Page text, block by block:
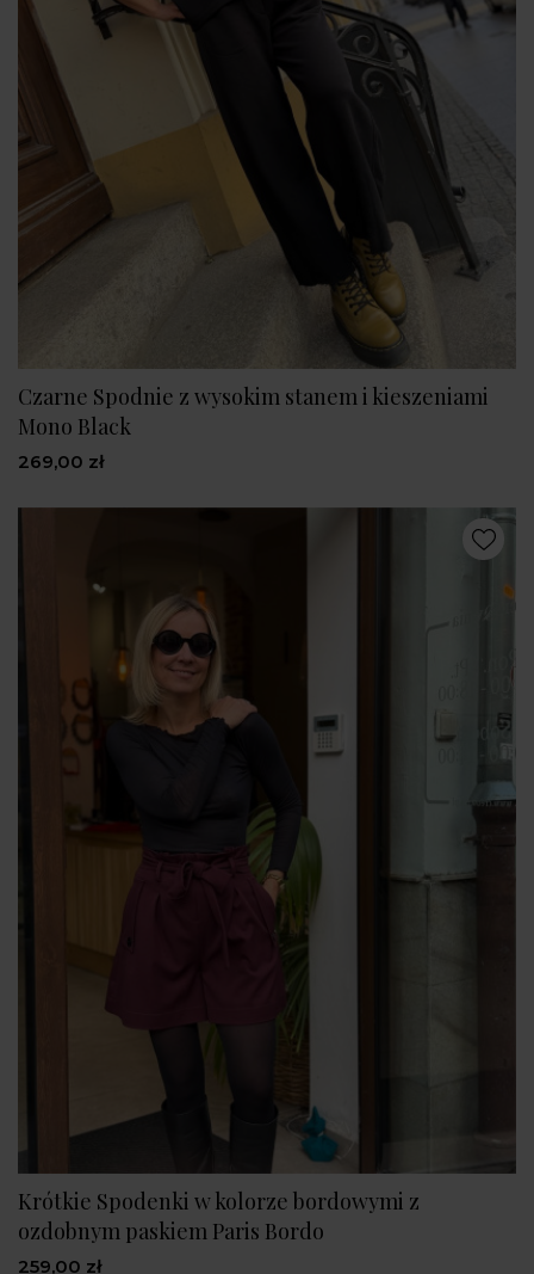
Czarne Spodnie z wysokim stanem i kieszeniami
Mono Black
269,00 zł
Krótkie Spodenki w kolorze bordowymi z
ozdobnym paskiem Paris Bordo
259,00 zł